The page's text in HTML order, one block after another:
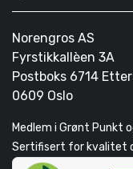
Norengros AS
Fyrstikkallèen 3A
Postboks 6714
0609 Oslo
Medlem i Grønt Punkt
Sertifisert for kvalitet